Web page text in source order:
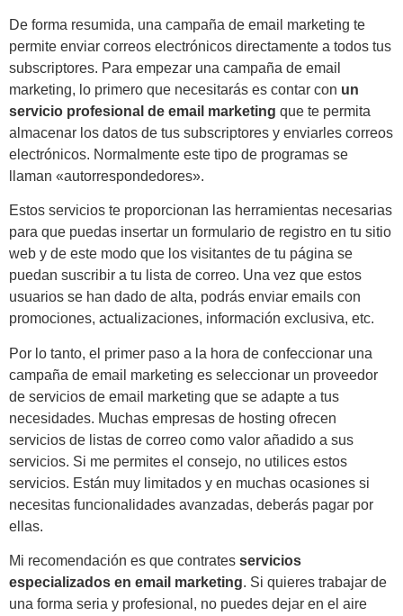
De forma resumida, una campaña de email marketing te
permite enviar correos electrónicos directamente a todos tus
subscriptores. Para empezar una campaña de email
marketing, lo primero que necesitarás es contar con un
servicio profesional de email marketing que te permita
almacenar los datos de tus subscriptores y enviarles correos
electrónicos. Normalmente este tipo de programas se
llaman «autorrespondedores».
Estos servicios te proporcionan las herramientas necesarias
para que puedas insertar un formulario de registro en tu sitio
web y de este modo que los visitantes de tu página se
puedan suscribir a tu lista de correo. Una vez que estos
usuarios se han dado de alta, podrás enviar emails con
promociones, actualizaciones, información exclusiva, etc.
Por lo tanto, el primer paso a la hora de confeccionar una
campaña de email marketing es seleccionar un proveedor
de servicios de email marketing que se adapte a tus
necesidades. Muchas empresas de hosting ofrecen
servicios de listas de correo como valor añadido a sus
servicios. Si me permites el consejo, no utilices estos
servicios. Están muy limitados y en muchas ocasiones si
necesitas funcionalidades avanzadas, deberás pagar por
ellas.
Mi recomendación es que contrates servicios
especializados en email marketing. Si quieres trabajar de
una forma seria y profesional, no puedes dejar en el aire